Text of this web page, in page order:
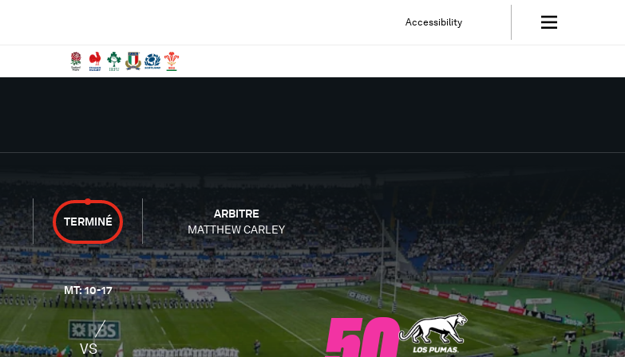
Accessibility
TERMINÉ
ARBITRE
MATTHEW CARLEY
MT:10-17
VS